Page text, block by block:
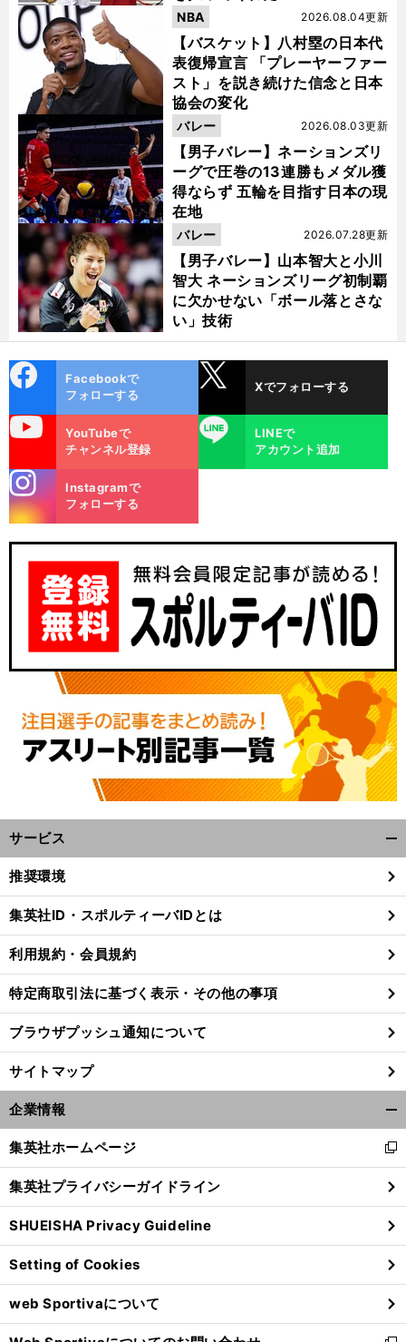
×SV 】
VC 逃
」
へ
【バスケット】八村塁の日本代
表復帰宣言 「プレーヤーファー
スト」を説き続けた信念と日本
協会の変化
2026.08.04更新
NBA
【男子バレー】ネーションズリ
ーグで圧巻の13連勝もメダル獲
得ならず 五輪を目指す日本の現
在地
2026.08.03更新
バレー
【男子バレー】山本智大と小川
智大 ネーションズリーグ初制覇
に欠かせない「ボール落とさな
い」技術
2026.07.28更新
バレー
ok
Facebookで
フォローする
Xでフォローする
YouTubeで
チャンネル登録
LINE
LINEで
アカウント追加
m
Instagramで
フォローする
サービス
閉
る
推奨環境
集英社ID・スポルティーバIDとは
利用規約・会員規約
特定商取引法に基づく表示・その他の事項
ブラウザプッシュ通知について
サイトマップ
企業情報
閉
る
集英社ホームページ
新
し
い
ウ
ィ
ン
ド
ウ
で
開
集英社プライバシーガイドライン
SHUEISHA Privacy Guideline
Setting of Cookies
web Sportivaについて